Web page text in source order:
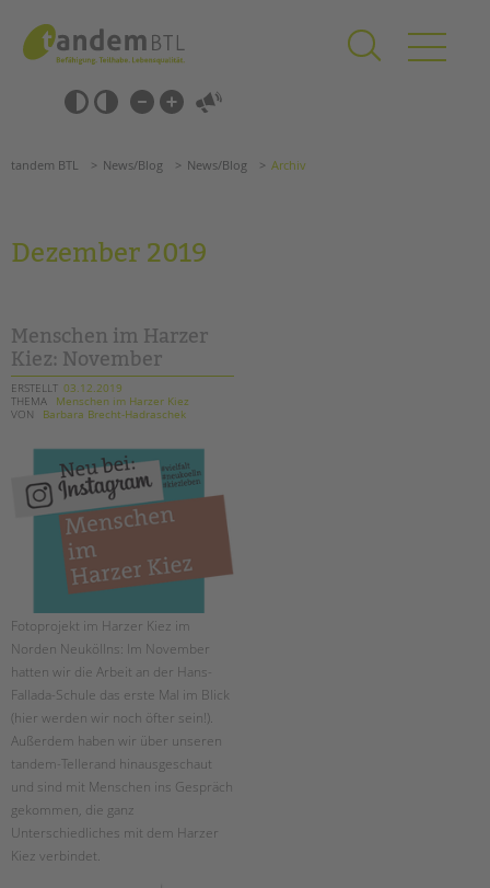
springen
Barrierefrei-
Einstellungen
überspringen
überspringen
Förderzentren
Kollegs
EFöB
Schulbezogene Sozialarbeit
HILFEN ZUR ERZIEHUNG
EINGLIEDERUNGSHILFE
BETREUTES WOHNEN
TANDEM BTL AKADEMIE
Zertfikatskurse
Seminarkalender
Seminarräume
STADTTEILARBEIT
PROFIL | LEITBILD
Bereiche im Überblick
Suchen
tandem BTL News/Blog News/Blog Archiv
Dezember 2019
Menschen im Harzer
Kiez: November
ERSTELLT 03.12.2019
THEMA
Menschen im Harzer Kiez
VON
Barbara Brecht-Hadraschek
Fotoprojekt im Harzer Kiez im
Norden Neuköllns: Im November
hatten wir die Arbeit an der Hans-
Fallada-Schule das erste Mal im Blick
(hier werden wir noch öfter sein!).
Außerdem haben wir über unseren
tandem-Tellerand hinausgeschaut
und sind mit Menschen ins Gespräch
gekommen, die ganz
Unterschiedliches mit dem Harzer
Kiez verbindet.